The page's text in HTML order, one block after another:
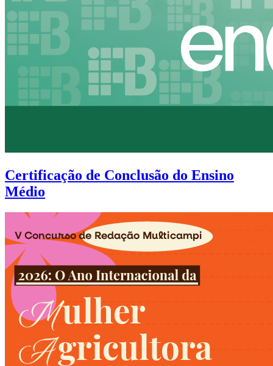
Certificação de Conclusão do Ensino
Médio